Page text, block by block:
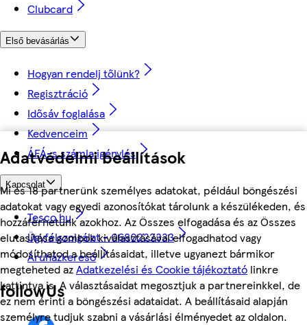
Adatvédelmi beállítások
Mi és 18 partnerünk személyes adatokat, például böngészési
adatokat vagy egyedi azonosítókat tárolunk a készülékeden, és
hozzáférhetünk azokhoz. Az Összes elfogadása és az Összes
elutasítása gombok kiválasztásával elfogadhatod vagy
módosíthatod a beállításaidat, illetve ugyanezt bármikor
megteheted azAdatkezelési és Cookie tájékoztató linkre
kattintva is. A választásaidat megosztjuk a partnereinkkel, de
ez nem érinti a böngészési adataidat. A beállításaid alapján
személyre tudjuk szabni a vásárlási élményedet az oldalon.
Clubcard
Első bevásárlás
Hogyan rendelj tőlünk?
Regisztráció
Idősáv foglalása
Kedvenceim
ÁFÁ-s számla igénylés
Kapcsolat
Tesco.hu
Ügyfélszolgálat - 0680222333
Áruházkereső
followUs